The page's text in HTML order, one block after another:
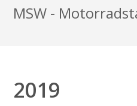
Zum
InhaltMSW -
2019